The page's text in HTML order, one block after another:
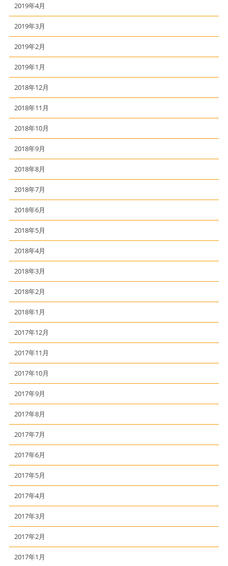
2019年4月
2019年3月
2019年2月
2019年1月
2018年12月
2018年11月
2018年10月
2018年9月
2018年8月
2018年7月
2018年6月
2018年5月
2018年4月
2018年3月
2018年2月
2018年1月
2017年12月
2017年11月
2017年10月
2017年9月
2017年8月
2017年7月
2017年6月
2017年5月
2017年4月
2017年3月
2017年2月
2017年1月